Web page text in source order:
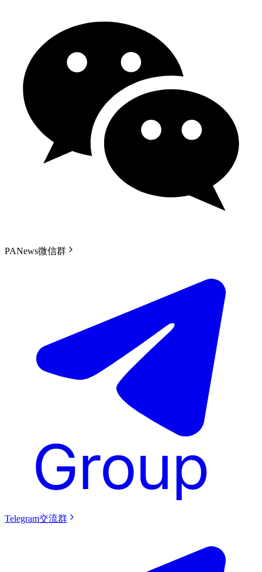
PANews微信群
Telegram交流群